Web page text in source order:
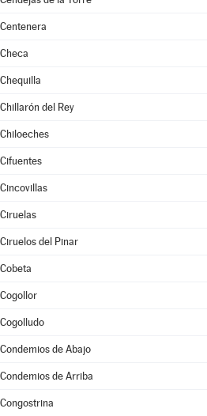
Centenera
Checa
Chequilla
Chillarón del Rey
Chiloeches
Cifuentes
Cincovillas
Ciruelas
Ciruelos del Pinar
Cobeta
Cogollor
Cogolludo
Condemios de Abajo
Condemios de Arriba
Congostrina